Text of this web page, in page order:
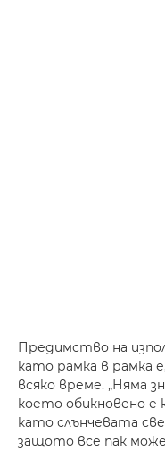
Предимство на
като рамка в рамка
всяко време. „Няма
което обикновено
като слънчевата
защото все пак